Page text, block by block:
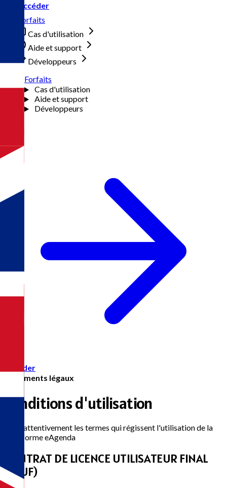
Accéder
Forfaits
Cas d'utilisation
Aide et support
Développeurs
Forfaits
Cas d'utilisation
Aide et support
Développeurs
Accéder
Documents légaux
Conditions d'utilisation
Lisez attentivement les termes qui régissent l'utilisation de la
plateforme eAgenda
CONTRAT DE LICENCE UTILISATEUR FINAL
(CLUF)